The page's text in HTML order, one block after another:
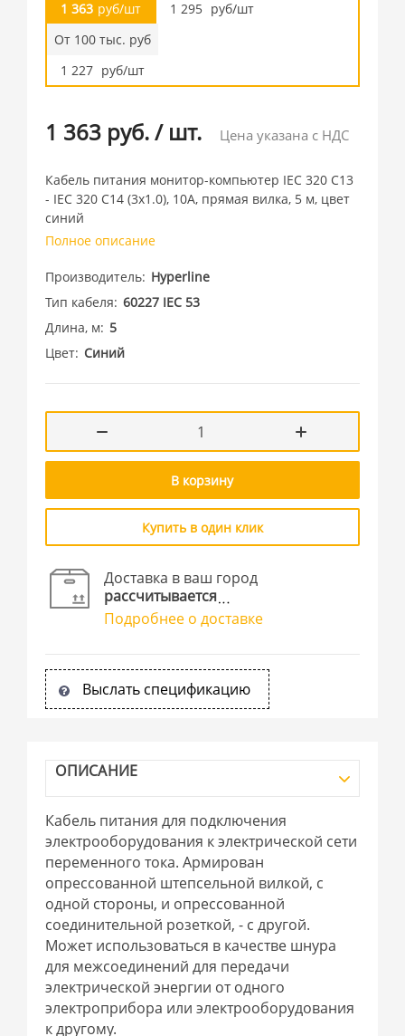
1 363 руб/шт
1 295 руб/шт
От 100 тыс. руб
1 227 руб/шт
1 363 руб./ шт. Цена указана с НДС
Кабель питания монитор-компьютер IEC 320 C13
- IEC 320 C14 (3x1.0), 10A, прямая вилка, 5 м, цвет
синий
Полное описание
Производитель Hyperline
Тип кабеля 60227 IEC 53
Длина, м
5
Цвет Синий
В корзину
Купить в один клик
Доставка в ваш город
рассчитывается
Подробнее о доставке
Выслать спецификацию
ОПИСАНИЕ
Кабель питания для подключения
электрооборудования к электрической сети
переменного тока. Армирован
опрессованной штепсельной вилкой, с
одной стороны, и опрессованной
соединительной розеткой, - с другой.
Может использоваться в качестве шнура
для межсоединений для передачи
электрической энергии от одного
электроприбора или электрооборудования
к другому.